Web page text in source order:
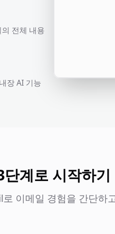
전체 내용
장 AI 기능
단계로 시작하기
이메일 경험을 간단하